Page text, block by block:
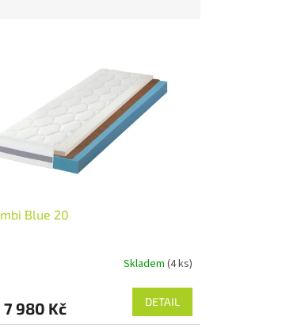
Blue 20
Skladem (4 ks)
7 980 Kč DETAIL